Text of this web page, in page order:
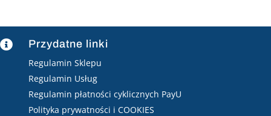
 Przydatne linki
Regulamin Sklepu
Regulamin Usług
Regulamin płatności cyklicznych PayU
Polityka prywatności i COOKIES